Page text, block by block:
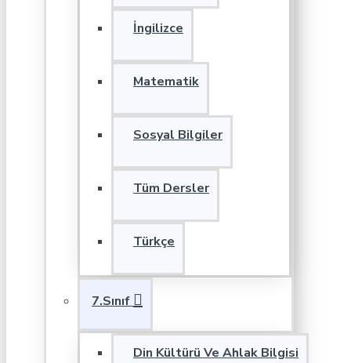
İngilizce
Matematik
Sosyal Bilgiler
Tüm Dersler
Türkçe
7.Sınıf
Din Kültürü Ve Ahlak Bilgisi